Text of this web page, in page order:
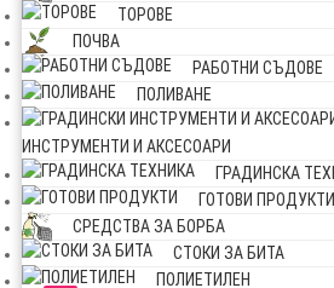
ТОРОВЕ
ПОЧВА
РАБОТНИ СЪДОВЕ
ПОЛИВАНЕ
ИНСТРУМЕНТИ И АКСЕСОАРИ
ГРАДИНСКА
ГОТОВИ ПРОДУКТИ
СРЕДСТВА ЗА БОРБА
СТОКИ ЗА БИТА
ПОЛИЕТИЛЕН